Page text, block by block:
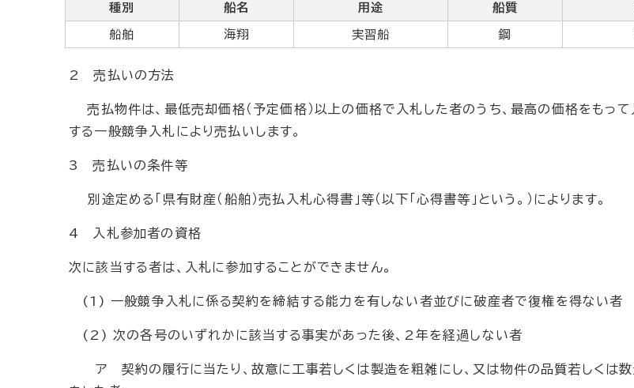
種別 船名 用途 船質
船舶 海翔 実習船 鋼
2 売払いの方法
売払物件は、最低売却価格（予定価格）以上の価格で入札した者のうち、最高の価格をもっ
する一般競争入札により売払いします。
3 売払いの条件等
別途定める「県有財産（船舶）売払入札心得書」等（以下「心得書等」という。）によります。
4 入札参加者の資格
次に該当する者は、入札に参加することができません。
(1) 一般競争入札に係る契約を締結する能力を有しない者並びに破産者で復権を得ない者
(2) 次の各号のいずれかに該当する事実があった後、2年を経過しない者
ア 契約の履行に当たり、故意に工事若しくは製造を粗雑にし、又は物件の品質若しくは数